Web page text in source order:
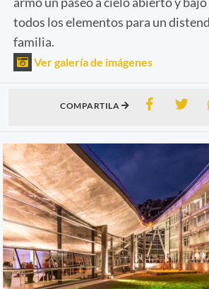
todos los elementos para un
familia.
Ver galería de imágenes
COMPARTILA